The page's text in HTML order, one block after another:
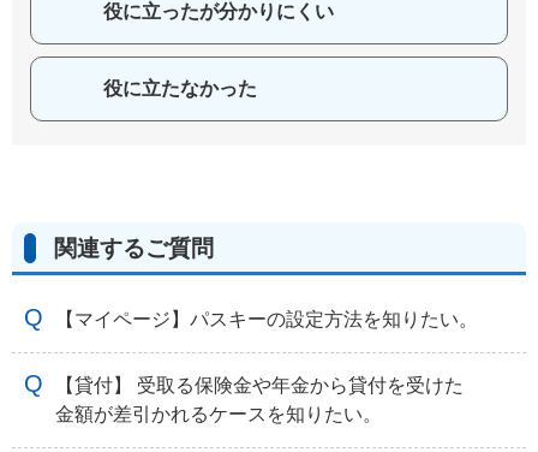
役に立ったが分かりにくい
役に立たなかった
関連するご質問
【マイページ】パスキーの設定方法を知りたい。
【貸付】 受取る保険金や年金から貸付を受けた
金額が差引かれるケースを知りたい。